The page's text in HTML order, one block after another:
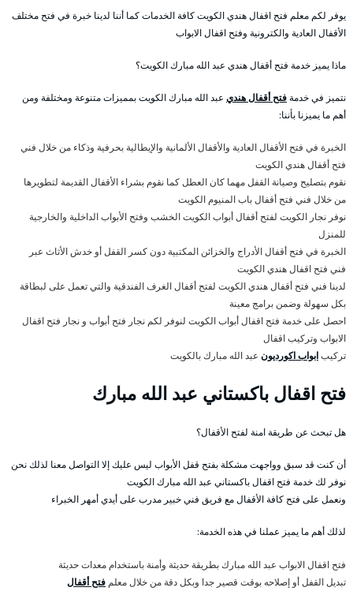
يوفر لكم معلم فتح اقفال هندي الكويت كافة الخدمات كما أننا لدينا خبرة في فتح مختلف
الأقفال العادية والكترونية وفتح اقفال الابواب
ماذا يميز خدمة فتح أقفال هندي عبد الله مبارك الكويت؟
نتميز في خدمةفتح أقفال هندي عبد الله مبارك الكويت بمميزات متنوعة ومختلفة ومن
أهم ما يميزنا بأننا:
الخبرة في فتح الأقفال العادية والأقفال الألمانية والإيطالية بحرفية وذكاء من خلال فني
فتح أقفال هندي الكويت
نقوم بتصليح وصيانة القفل مهما كان العطل كما نقوم بشراء الأقفال القديمة لتطويرها
من خلال فني فتح أقفال باب المنيوم الكويت
نوفر نجار الكويت لفتح أقفال أبواب الكويت الخشب وفتح الأبواب الداخلية والخارجية
للمنزل
الخبرة في فتح أقفال الأدراج والخزائن المكتبية دون كسر القفل أو خدش الأثاث عبر
فني فتح اقفال هندي الكويت
لدينا فني فتح أقفال هندي الكويت لفتح أقفال الغرف الفندقية والتي تعمل على لبطاقة
بكل سهولة وضمن برامج معينة
احصل على خدمة فتح اقفال أبواب الكويت لنوفر لكم نجار فتح أبواب و نجار فتح اقفال
الابواب وتركيب اقفال
تركيبابواب اكورديون عبد الله مبارك بالكويت
فتح اقفال باكستاني عبد الله مبارك
هل تبحث عن طريقة امنة لفتح الأقفال؟
أن كنت قد سبق وواجهت مشكلة بفتح قفل الأبواب ليس عليك إلا التواصل معنا لذلك نحن
نوفر لك خدمة فتح اقفال باكستاني عبد الله مبارك الكويت
ونعمل على فتح كافة الأقفال مع فريق فني خبير مدرب على أيدي أمهر الخبراء
لذلك أهم ما يميز عملنا في هذه الخدمة:
فتح اقفال الابواب عبد الله مبارك بطريقة حديثة وأمنة باستخدام معدات حديثة
تبديل القفل أو إصلاحه بوقت قصير جدا وبكل دقة من خلال معلم فتح أقفال